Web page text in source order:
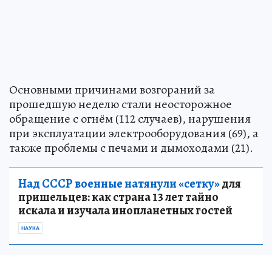
Основными причинами возгораний за
прошедшую неделю стали неосторожное
обращение с огнём (112 случаев), нарушения
при эксплуатации электрооборудования (69), а
также проблемы с печами и дымоходами (21).
Над СССР военные натянули «сетку»для
пришельцев: как страна 13 лет тайно
искала и изучала инопланетных гостей
НАУКА